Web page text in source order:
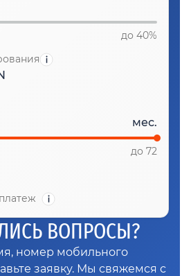
до 40%
мес.
до 72
ВОПРОСЫ?
номер мобильного
заявку. Мы свяжемся с